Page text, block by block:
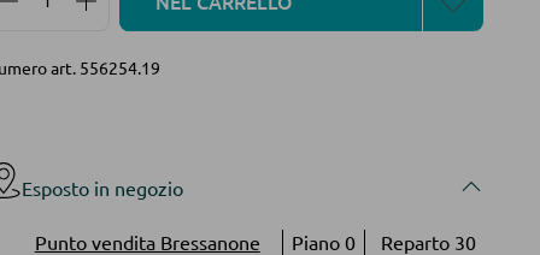
art. 556254.19
Esposto in negozio
Punto vendita Bressanone Piano 0
Reparto 30